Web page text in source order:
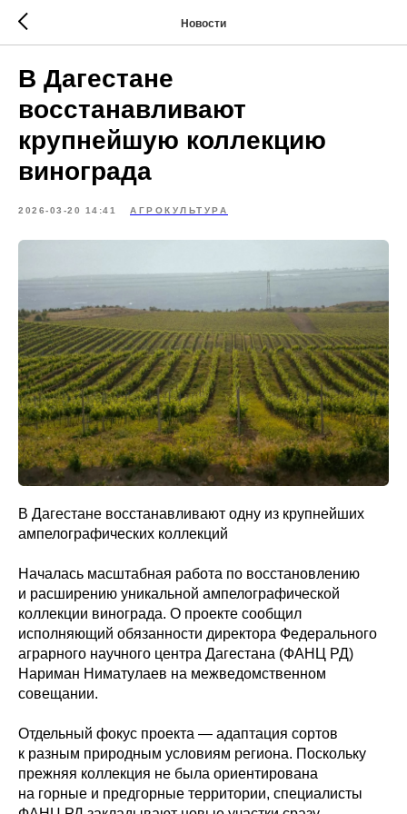
Новости
В Дагестане
восстанавливают
крупнейшую коллекцию
винограда
2026-03-20 14:41 АГРОКУЛЬТУРА
В Дагестане восстанавливают одну из крупнейших
ампелографических коллекций
Началась масштабная работа по восстановлению
и расширению уникальной ампелографической
коллекции винограда. О проекте сообщил
исполняющий обязанности директора Федерального
аграрного научного центра Дагестана (ФАНЦ РД)
Нариман Ниматулаев на межведомственном
совещании.
Отдельный фокус проекта — адаптация сортов
к разным природным условиям региона. Поскольку
прежняя коллекция не была ориентирована
на горные и предгорные территории, специалисты